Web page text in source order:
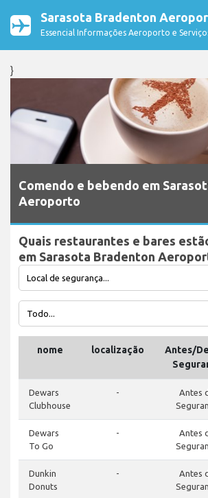
Sarasota Bradenton
Essencial Informações Aeroporto e
}
Comendo e bebendo em
Aeroporto
Quais restaurantes e bares
em Sarasota Bradenton
nome localização
Antes/
Dewars
Clubhouse
-
Antes
Dewars
To Go
-
Antes
Dunkin
Donuts
-
Antes